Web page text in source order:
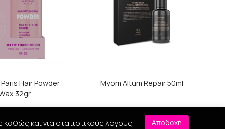
Hair Powder
32gr
Myom Altum Repair 50ml
και για στατιστικούς λόγους. Αποδοχή